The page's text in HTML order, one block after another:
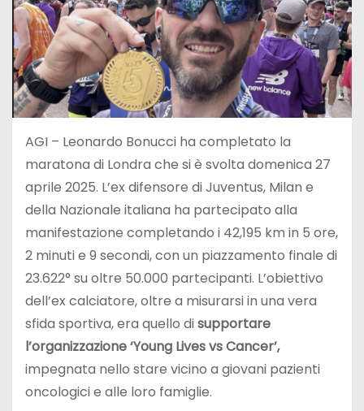
AGI – Leonardo Bonucci ha completato la
maratona di Londra che si è svolta domenica 27
aprile 2025. L’ex difensore di Juventus, Milan e
della Nazionale italiana ha partecipato alla
manifestazione completando i 42,195 km in 5 ore,
2 minuti e 9 secondi, con un piazzamento finale di
23.622° su oltre 50.000 partecipanti. L’obiettivo
dell’ex calciatore, oltre a misurarsi in una vera
sfida sportiva, era quello disupportare
l’organizzazione ‘Young Lives vs Cancer’,
impegnata nello stare vicino a giovani pazienti
oncologici e alle loro famiglie.